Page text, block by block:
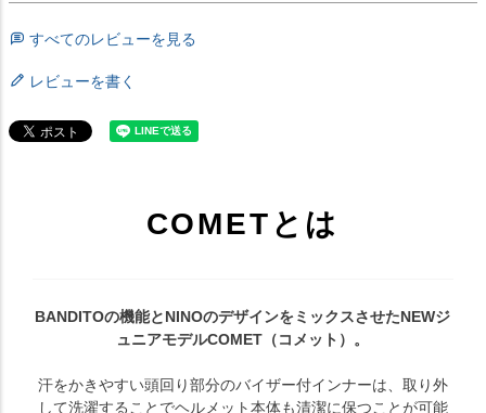
すべてのレビューを見る
レビューを書く
COMETとは
BANDITOの機能とNINOのデザインをミックスさせたNEWジ
ュニアモデルCOMET（コメット）。
汗をかきやすい頭回り部分のバイザー付インナーは、取り外
して洗濯することでヘルメット本体も清潔に保つことが可能